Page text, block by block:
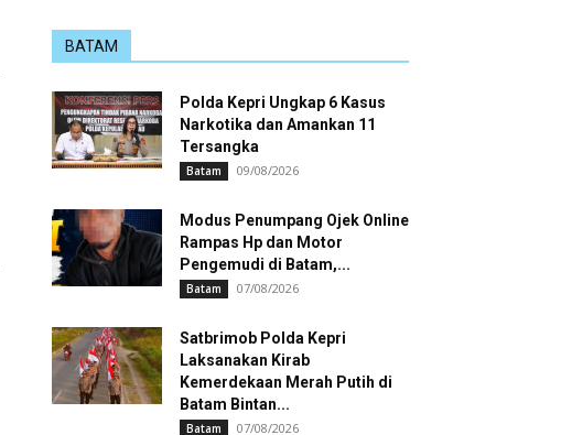
BATAM
Polda Kepri Ungkap 6 Kasus
Narkotika dan Amankan 11
Tersangka
Batam 09/08/2026
Modus Penumpang Ojek Online
Rampas Hp dan Motor
Pengemudi di Batam,...
Batam 07/08/2026
Satbrimob Polda Kepri
Laksanakan Kirab
Kemerdekaan Merah Putih di
Batam Bintan...
Batam 07/08/2026